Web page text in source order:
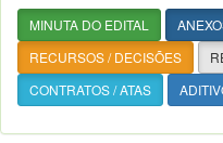
MINUTA DO EDITAL
RECURSOS / DECISÕES
CONTRATOS / ATAS